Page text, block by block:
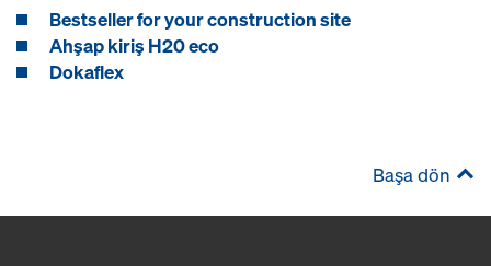
Bestseller for your construction site
Ahşap kiriş H20 eco
Dokaflex
Başa dön